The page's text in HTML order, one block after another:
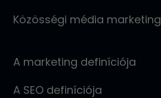
Közösségi média marketing
A marketing definíciója
A SEO definíciója